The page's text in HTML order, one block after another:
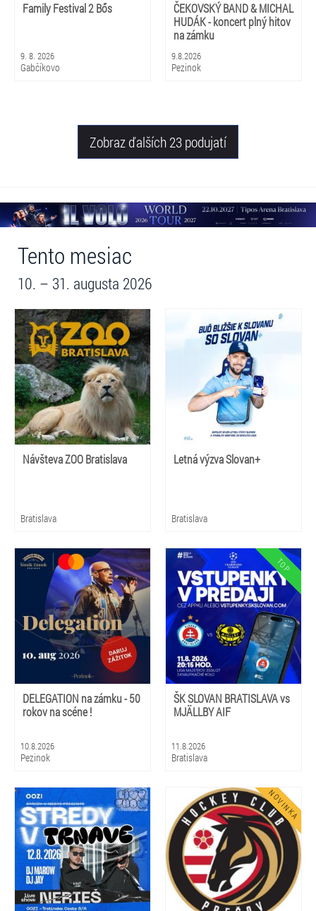
Family Festival 2 Bős
9. 8. 2026
Gabčíkovo
ČEKOVSKÝ BAND & MICHAL
HUDÁK - koncert plný hitov
na zámku
9.8.2026
Pezinok
Zobraz ďalších 23 podujatí
Tento mesiac
10. – 31. augusta 2026
Návšteva ZOO Bratislava
Bratislava
Letná výzva Slovan+
Bratislava
DELEGATION na zámku - 50
rokov na scéne !
10.8.2026
Pezinok
ŠK SLOVAN BRATISLAVA vs
MJÄLLBY AIF
11.8.2026
Bratislava